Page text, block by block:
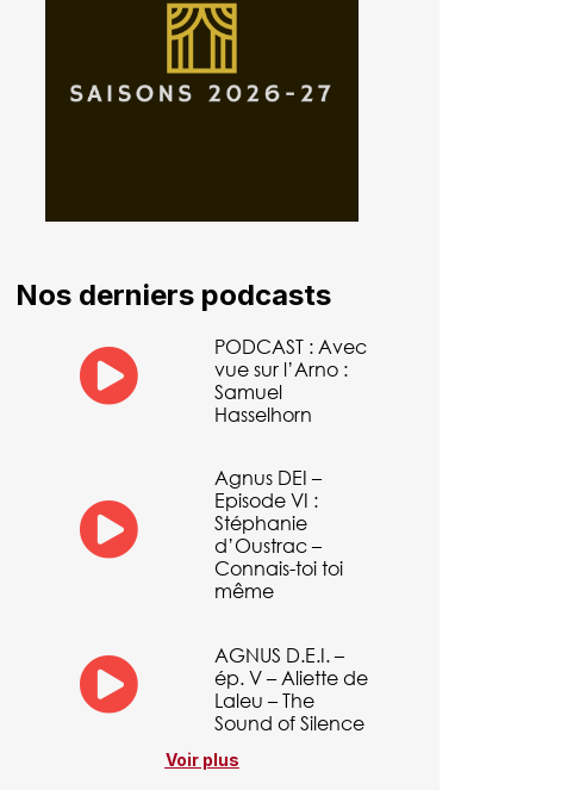
Nos derniers podcasts
PODCAST : Avec
vue sur l’Arno :
Samuel
Hasselhorn
Agnus DEI –
Episode VI :
Stéphanie
d’Oustrac –
Connais-toi toi
même
AGNUS D.E.I. –
ép. V – Aliette de
Laleu – The
Sound of Silence
Voir plus